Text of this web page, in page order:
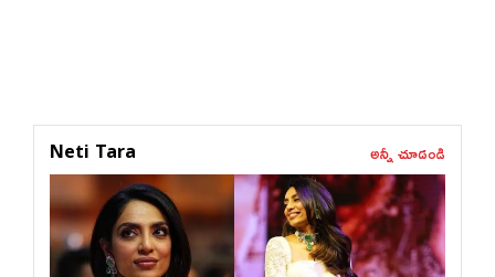
Neti Tara అన్నీ చూడండి